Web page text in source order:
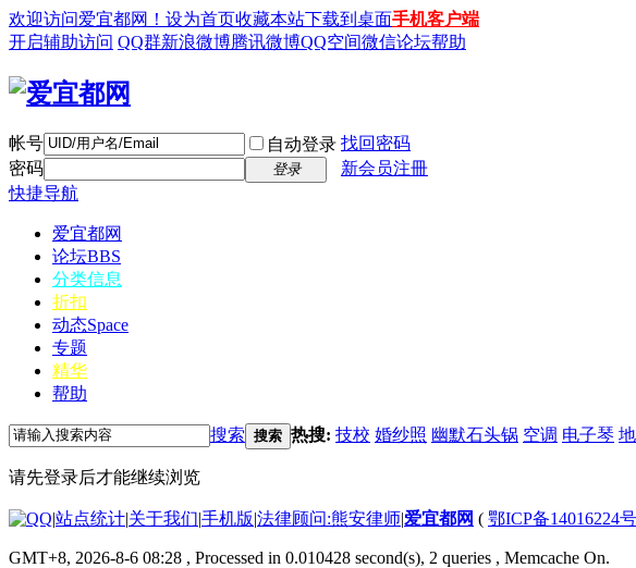
欢迎访问爱宜都网！ 设为首页收藏本站下载到桌面手机客户端
开启辅助访问 QQ群新浪微博腾讯微博QQ空间微信论坛帮助
帐号 自动登录 找回密码
密码
登录
新会员注冊
快捷导航
爱宜都网
论坛BBS
分类信息
折扣
动态Space
专题
精华
帮助
搜索 搜索 热搜: 技校 婚纱照 幽默石头锅 空调 电子琴
请先登录后才能继续浏览
|站点统计|关于我们|手机版|法律顾问:熊安律师|爱宜都网 ( 鄂ICP备14016224
GMT+8, 2026-8-6 08:28 , Processed in 0.010428 second(s), 2 queries , Memcache On.